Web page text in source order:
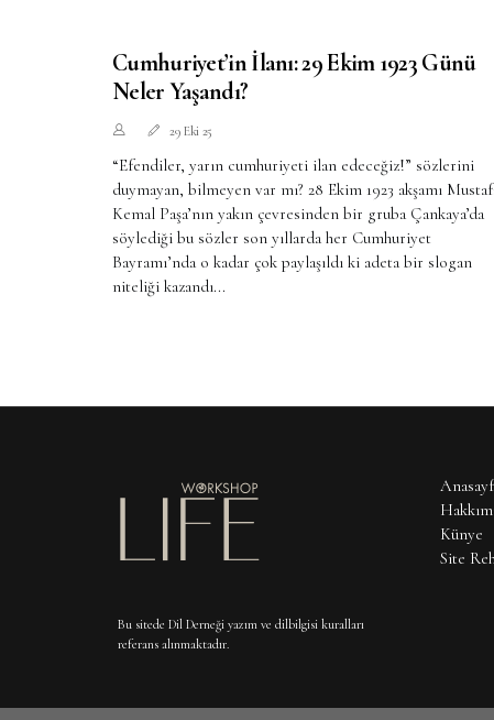
Cumhuriyet’in İlanı: 29 Ekim 1923 Günü
Neler Yaşandı?
29 Eki 25
“Efendiler, yarın cumhuriyeti ilan edeceğiz!” sözlerini
duymayan, bilmeyen var mı? 28 Ekim 1923 akşamı
Kemal Paşa’nın yakın çevresinden bir gruba Çankaya’da
söylediği bu sözler son yıllarda her Cumhuriyet
Bayramı’nda o kadar çok paylaşıldı ki adeta bir slogan
niteliği kazandı...
Bu sitede Dil Derneği yazım ve dilbilgisi kuralları
referans alınmaktadır.
Künye
Site